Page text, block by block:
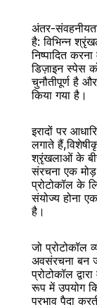
अंतर-
है: विभिन्न
निष्पादित
डिज़ाइन स्पेस
चुनौतीपूर्ण है
किया गया है।
इरादों पर
लगाते
श्रृंखलाओं के
संरचना एक
प्रोटोकॉल के
संयोज्य होना
है।
जो प्रोटोकॉल
अवसंरचना बन
प्रोटोकॉल
रूप में उपयोग
प्रभाव पैदा